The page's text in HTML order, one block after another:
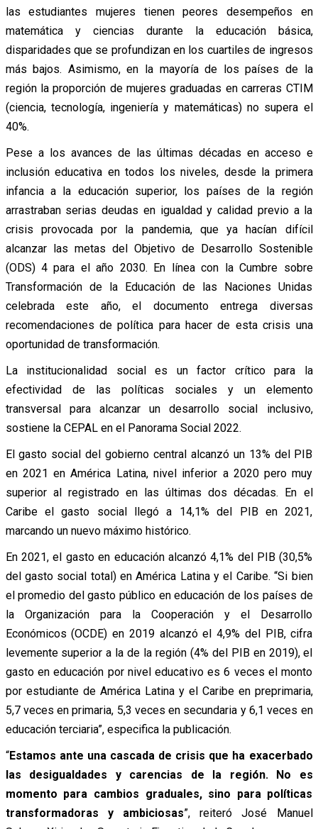
las estudiantes mujeres tienen peores desempeños en
matemática y ciencias durante la educación básica,
disparidades que se profundizan en los cuartiles de ingresos
más bajos. Asimismo, en la mayoría de los países de la
región la proporción de mujeres graduadas en carreras CTIM
(ciencia, tecnología, ingeniería y matemáticas) no supera el
40%.
Pese a los avances de las últimas décadas en acceso e
inclusión educativa en todos los niveles, desde la primera
infancia a la educación superior, los países de la región
arrastraban serias deudas en igualdad y calidad previo a la
crisis provocada por la pandemia, que ya hacían difícil
alcanzar las metas del Objetivo de Desarrollo Sostenible
(ODS) 4 para el año 2030. En línea con la Cumbre sobre
Transformación de la Educación de las Naciones Unidas
celebrada este año, el documento entrega diversas
recomendaciones de política para hacer de esta crisis una
oportunidad de transformación.
La institucionalidad social es un factor crítico para la
efectividad de las políticas sociales y un elemento
transversal para alcanzar un desarrollo social inclusivo,
sostiene la CEPAL en el Panorama Social 2022.
El gasto social del gobierno central alcanzó un 13% del PIB
en 2021 en América Latina, nivel inferior a 2020 pero muy
superior al registrado en las últimas dos décadas. En el
Caribe el gasto social llegó a 14,1% del PIB en 2021,
marcando un nuevo máximo histórico.
En 2021, el gasto en educación alcanzó 4,1% del PIB (30,5%
del gasto social total) en América Latina y el Caribe. “Si bien
el promedio del gasto público en educación de los países de
la Organización para la Cooperación y el Desarrollo
Económicos (OCDE) en 2019 alcanzó el 4,9% del PIB, cifra
levemente superior a la de la región (4% del PIB en 2019), el
gasto en educación por nivel educativo es 6 veces el monto
por estudiante de América Latina y el Caribe en preprimaria,
5,7 veces en primaria, 5,3 veces en secundaria y 6,1 veces en
educación terciaria”, especifica la publicación.
“Estamos ante una cascada de crisis que ha exacerbado
las desigualdades y carencias de la región. No es
momento para cambios graduales, sino para políticas
transformadoras y ambiciosas”, reiteró José Manuel